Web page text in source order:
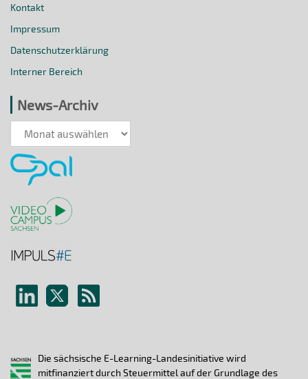
Kontakt
Impressum
Datenschutzerklärung
Interner Bereich
News-Archiv
News-
Archiv
Die sächsische E-Learning-Landesinitiative wird
mitfinanziert durch Steuermittel auf der Grundlage des